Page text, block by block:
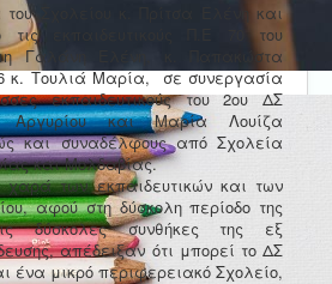
του Σχολείου κ. Πρίτσα Ελένη και
τις εκπαιδευτικούς Π.Ε 70 του
Γαλάνη Ελένη, κ. Παπακώστα
κ. Τουλιά Μαρία, σε συνεργασία
εκπαιδευτικούς του 2ου ΔΣ
Αργυρίου και Μαρία Λουίζα
και συναδέλφους από Σχολεία
και Μολδαβίας.
των εκπαιδευτικών και των
αφού στη δύσκολη περίοδο της
δύσκολες συνθήκες της εξ
απέδειξαν ότι μπορεί το ΔΣ
ένα μικρό περιφερειακό Σχολείο,